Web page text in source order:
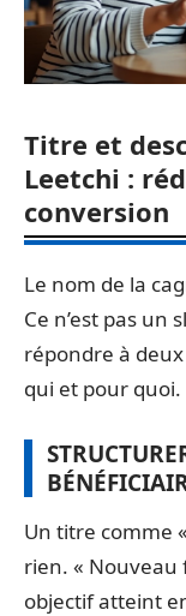
Titre et
Leetchi :
conversion
Le nom de la
Ce n’est pas un
répondre à
qui et pour quoi.
Un titre comme
rien. «
objectif atteint